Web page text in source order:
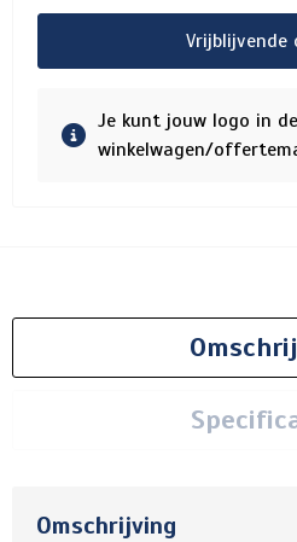
Je kunt jouw logo in de
winkelwagen/
Omschrijving